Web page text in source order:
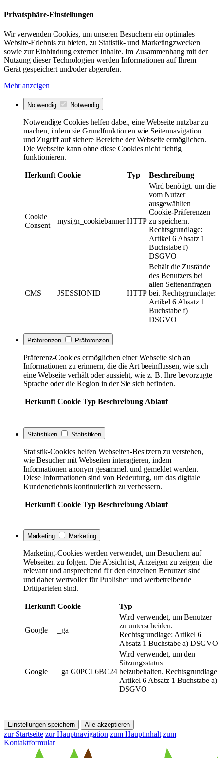
Privatsphäre-Einstellungen
Wir verwenden Cookies, um unseren Besuchern ein optimales
Website-Erlebnis zu bieten, zu Statistik- und Marketingzwecken
sowie zur Einbindung externer Inhalte. Im Zusammenhang mit der
Nutzung dieser Technologien werden Informationen auf Ihrem
Gerät gespeichert und/oder abgerufen.
Mehr anzeigen
Notwendig Notwendig
Notwendige Cookies helfen dabei, eine Webseite nutzbar zu
machen, indem sie Grundfunktionen wie Seitennavigation
und Zugriff auf sichere Bereiche der Webseite ermöglichen.
Die Webseite kann ohne diese Cookies nicht richtig
funktionieren.
Herkunft Cookie Typ Beschreibung
Cookie
Consent
mysign_cookiebanner HTTP
Wird benötigt, um die
vom Nutzer
ausgewählten
Cookie-Präferenzen
zu speichern.
Rechtsgrundlage:
Artikel 6 Absatz 1
Buchstabe f)
DSGVO
CMS JSESSIONID HTTP
Behält die Zustände
des Benutzers bei
allen Seitenanfragen
bei. Rechtsgrundlage:
Artikel 6 Absatz 1
Buchstabe f)
DSGVO
Präferenzen Präferenzen
Präferenz-Cookies ermöglichen einer Webseite sich an
Informationen zu erinnern, die die Art beeinflussen, wie sich
eine Webseite verhält oder aussieht, wie z. B. Ihre bevorzugte
Sprache oder die Region in der Sie sich befinden.
Herkunft Cookie Typ Beschreibung Ablauf
Statistiken Statistiken
Statistik-Cookies helfen Webseiten-Besitzern zu verstehen,
wie Besucher mit Webseiten interagieren, indem
Informationen anonym gesammelt und gemeldet werden.
Diese Informationen sind von Bedeutung, um das digitale
Kundenerlebnis kontinuierlich zu verbessern.
Herkunft Cookie Typ Beschreibung Ablauf
Marketing Marketing
Marketing-Cookies werden verwendet, um Besuchern auf
Webseiten zu folgen. Die Absicht ist, Anzeigen zu zeigen, die
relevant und ansprechend für den einzelnen Benutzer sind
und daher wertvoller für Publisher und werbetreibende
Drittparteien sind.
Herkunft Cookie Typ
Google _ga
Wird verwendet, um Benutzer
zu unterscheiden.
Rechtsgrundlage: Artikel 6
Absatz 1 Buchstabe a) DSGVO
Google _ga G0PCL6BC24
Wird verwendet, um den
Sitzungsstatus
beizubehalten.
Artikel 6 Absatz 1 Buchstabe a)
DSGVO
Einstellungen speichern Alle akzeptieren
zur Startseite zur Hauptnavigation zum Hauptinhalt zum
Kontaktformular